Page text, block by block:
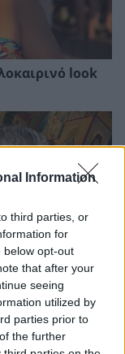
Information
third parties, or
for
below opt-out
that after your
seeing
utilized by
parties prior to
the further
look
της —
Λεμονίδη και